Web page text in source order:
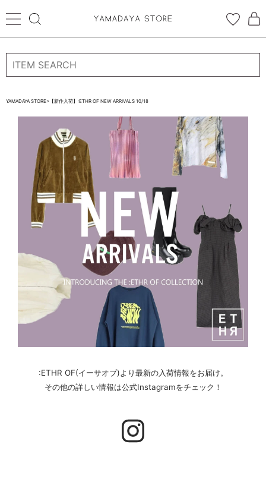
ログイン 新規会員登録
お気に入り
CATEGORYから探す
STORE BRAND・LABELから探す
すべての商品
予約商品
セール商品
スタイリング
YAMADAYA STORE> 【新作入荷】:ETHR OF NEW ARRIVALS 10/18
:ETHR OF(イーサオブ)より最新の入荷情報をお届け。
その他の詳しい情報は公式Instagramをチェック！